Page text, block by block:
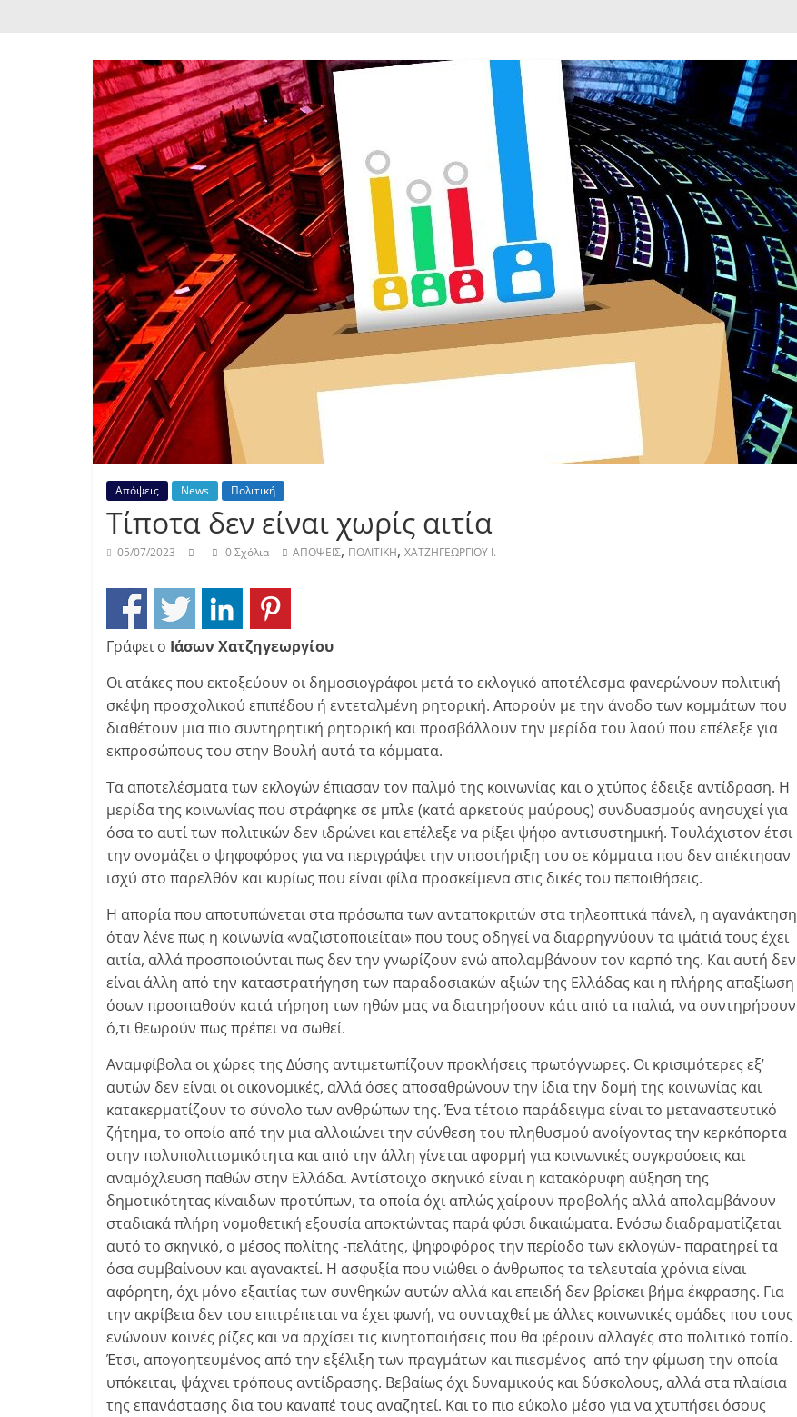
Απόψεις News Πολιτική
Τίποτα δεν είναι χωρίς αιτία
05/07/2023 0 Σχόλια ΑΠΟΨΕΙΣ, ΠΟΛΙΤΙΚΗ, ΧΑΤΖΗΓΕΩΡΓΙΟΥ Ι.
Γράφει ο Ιάσων Χατζηγεωργίου
Οι ατάκες που εκτοξεύουν οι δημοσιογράφοι μετά το εκλογικό αποτέλεσμα φανερώνουν πολιτική
σκέψη προσχολικού επιπέδου ή εντεταλμένη ρητορική. Απορούν με την άνοδο των κομμάτων που
διαθέτουν μια πιο συντηρητική ρητορική και προσβάλλουν την μερίδα του λαού που επέλεξε για
εκπροσώπους του στην Βουλή αυτά τα κόμματα.
Τα αποτελέσματα των εκλογών έπιασαν τον παλμό της κοινωνίας και ο χτύπος έδειξε αντίδραση. Η
μερίδα της κοινωνίας που στράφηκε σε μπλε (κατά αρκετούς μαύρους) συνδυασμούς ανησυχεί για
όσα το αυτί των πολιτικών δεν ιδρώνει και επέλεξε να ρίξει ψήφο αντισυστημική. Τουλάχιστον έτσι
την ονομάζει ο ψηφοφόρος για να περιγράψει την υποστήριξη του σε κόμματα που δεν απέκτησαν
ισχύ στο παρελθόν και κυρίως που είναι φίλα προσκείμενα στις δικές του πεποιθήσεις.
Η απορία που αποτυπώνεται στα πρόσωπα των ανταποκριτών στα τηλεοπτικά πάνελ, η αγανάκτηση
όταν λένε πως η κοινωνία «ναζιστοποιείται» που τους οδηγεί να διαρρηγνύουν τα ιμάτιά τους έχει
αιτία, αλλά προσποιούνται πως δεν την γνωρίζουν ενώ απολαμβάνουν τον καρπό της. Και αυτή δεν
είναι άλλη από την καταστρατήγηση των παραδοσιακών αξιών της Ελλάδας και η πλήρης απαξίωση
όσων προσπαθούν κατά τήρηση των ηθών μας να διατηρήσουν κάτι από τα παλιά, να συντηρήσουν
ό,τι θεωρούν πως πρέπει να σωθεί.
Αναμφίβολα οι χώρες της Δύσης αντιμετωπίζουν προκλήσεις πρωτόγνωρες. Οι κρισιμότερες εξ’
αυτών δεν είναι οι οικονομικές, αλλά όσες αποσαθρώνουν την ίδια την δομή της κοινωνίας και
κατακερματίζουν το σύνολο των ανθρώπων της. Ένα τέτοιο παράδειγμα είναι το μεταναστευτικό
ζήτημα, το οποίο από την μια αλλοιώνει την σύνθεση του πληθυσμού ανοίγοντας την κερκόπορτα
στην πολυπολιτισμικότητα και από την άλλη γίνεται αφορμή για κοινωνικές συγκρούσεις και
αναμόχλευση παθών στην Ελλάδα. Αντίστοιχο σκηνικό είναι η κατακόρυφη αύξηση της
δημοτικότητας κίναιδων προτύπων, τα οποία όχι απλώς χαίρουν προβολής αλλά απολαμβάνουν
σταδιακά πλήρη νομοθετική εξουσία αποκτώντας παρά φύσι δικαιώματα. Ενόσω διαδραματίζεται
αυτό το σκηνικό, ο μέσος πολίτης -πελάτης, ψηφοφόρος την περίοδο των εκλογών- παρατηρεί τα
όσα συμβαίνουν και αγανακτεί. Η ασφυξία που νιώθει ο άνθρωπος τα τελευταία χρόνια είναι
αφόρητη, όχι μόνο εξαιτίας των συνθηκών αυτών αλλά και επειδή δεν βρίσκει βήμα έκφρασης. Για
την ακρίβεια δεν του επιτρέπεται να έχει φωνή, να συνταχθεί με άλλες κοινωνικές ομάδες που τους
ενώνουν κοινές ρίζες και να αρχίσει τις κινητοποιήσεις που θα φέρουν αλλαγές στο πολιτικό τοπίο.
Έτσι, απογοητευμένος από την εξέλιξη των πραγμάτων και πιεσμένος από την φίμωση την οποία
υπόκειται, ψάχνει τρόπους αντίδρασης. Βεβαίως όχι δυναμικούς και δύσκολους, αλλά στα πλαίσια
της επανάστασης δια του καναπέ τους αναζητεί. Και το πιο εύκολο μέσο για να χτυπήσει όσους